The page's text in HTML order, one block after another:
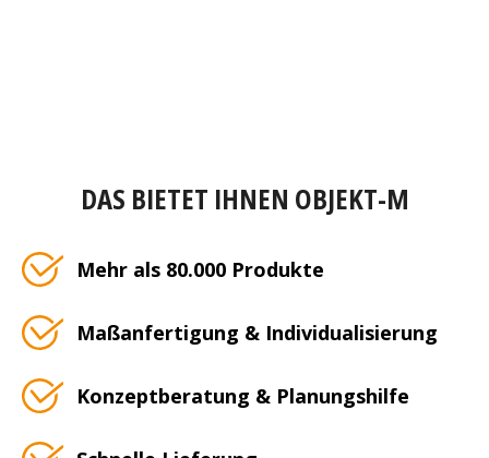
DAS BIETET IHNEN OBJEKT-M
Mehr als 80.000 Produkte
Maßanfertigung & Individualisierung
Konzeptberatung & Planungshilfe